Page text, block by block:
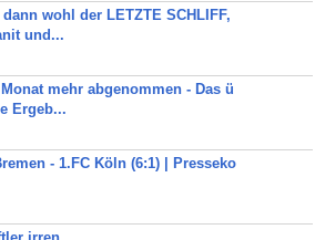
wohl der LETZTE SCHLIFF,
und...
mehr abgenommen - Das ü
Ergeb...
- 1.FC Köln (6:1) | Presseko